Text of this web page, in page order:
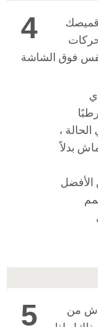
4
قميصك
فوق الشاشة
،
بدلاً
5
من